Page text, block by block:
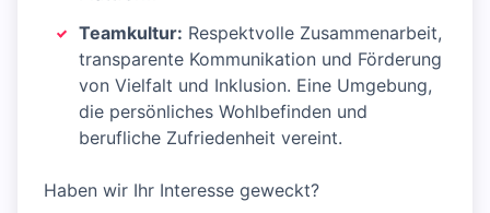
Teamkultur: Respektvolle Zusammenarbeit,
transparente Kommunikation und Förderung
von Vielfalt und Inklusion. Eine Umgebung,
die persönliches Wohlbefinden und
berufliche Zufriedenheit vereint.
Haben wir Ihr Interesse geweckt?